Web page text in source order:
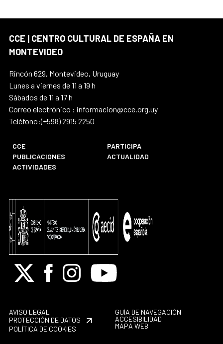
CCE | CENTRO CULTURAL DE ESPAÑA EN
MONTEVIDEO
Rincón 629, Montevideo, Uruguay
Lunes a viernes de 11 a 19 h
Sábados de 11 a 17 h
Correo electrónico : informacion@cce.org.uy
Teléfono:(+598) 2915 2250
CCE
PARTICIPA
PUBLICACIONES
ACTUALIDAD
ACTIVIDADES
X FacebookInstagramYoutube
AVISO LEGAL
PROTECCIÓN DE DATOS
POLÍTICA DE COOKIES
GUÍA DE NAVEGACIÓN
ACCESIBILIDAD
MAPA WEB